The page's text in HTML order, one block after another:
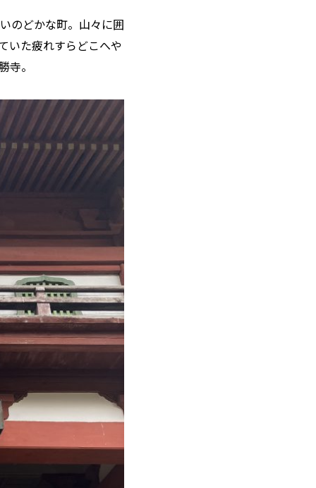
のどかな町。山々に囲
いた疲れすらどこへや
寺。